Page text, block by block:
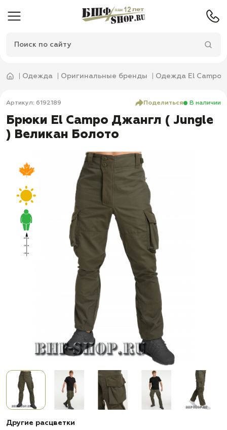
Одежда Оригинальные бренды Одежда El Campo
Артикул: 6192189 Поделиться В наличии
Брюки El Campo Джангл ( Jungle
) Великан Болото
Другие расцветки